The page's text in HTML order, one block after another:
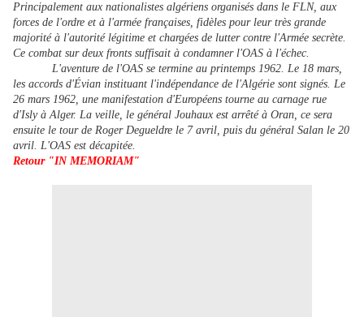
Principalement aux nationalistes algériens organisés dans le FLN, aux
forces de l'ordre et à l'armée françaises, fidèles pour leur très grande
majorité à l'autorité légitime et chargées de lutter contre l'Armée secrète.
Ce combat sur deux fronts suffisait à condamner l'OAS à l'échec.
L'aventure de l'OAS se termine au printemps 1962. Le 18 mars,
les accords d'Évian instituant l'indépendance de l'Algérie sont signés. Le
26 mars 1962, une manifestation d'Européens tourne au carnage rue
d'Isly à Alger. La veille, le général Jouhaux est arrêté à Oran, ce sera
ensuite le tour de Roger Degueldre le 7 avril, puis du général Salan le 20
avril. L'OAS est décapitée.
Retour "IN MEMORIAM"